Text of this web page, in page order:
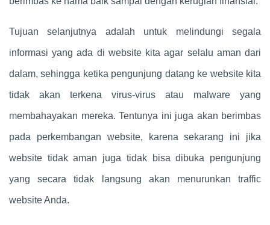
Tujuan selanjutnya adalah untuk melindungi segala
informasi yang ada di website kita agar selalu aman dari
dalam, sehingga ketika pengunjung datang ke website kita
tidak akan terkena virus-virus atau malware yang
membahayakan mereka. Tentunya ini juga akan berimbas
pada perkembangan website, karena sekarang ini jika
website tidak aman juga tidak bisa dibuka pengunjung
yang secara tidak langsung akan menurunkan traffic
website Anda.